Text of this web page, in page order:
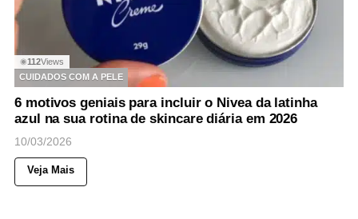
◉112Views
CUIDADOS COM A PELE
6 motivos geniais para incluir o Nivea da latinha
azul na sua rotina de skincare diária em 2026
10/03/2026
Veja Mais